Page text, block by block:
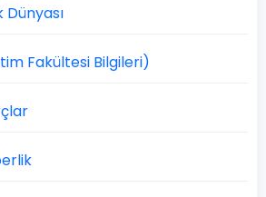
Fakültesi Bilgileri)